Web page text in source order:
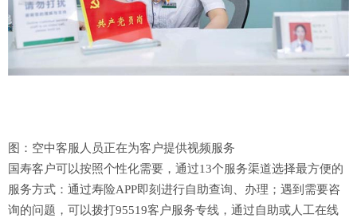
图：空中客服人员正在为客户提供视频服务
国寿客户可以按照个性化需要，通过13个服务渠道选择最方便的
服务方式：通过寿险APP即刻进行自助查询、办理；遇到需要咨
询的问题，可以拨打95519客户服务专线，通过自助或人工在线